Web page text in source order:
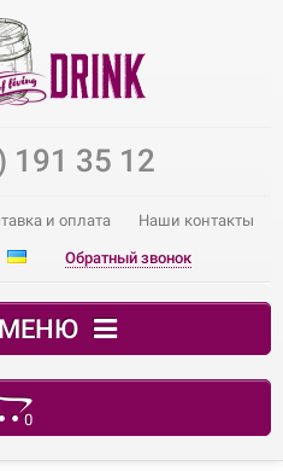
191 35 12
и оплата Наши контакты
Обратный звонок
0
пусто!